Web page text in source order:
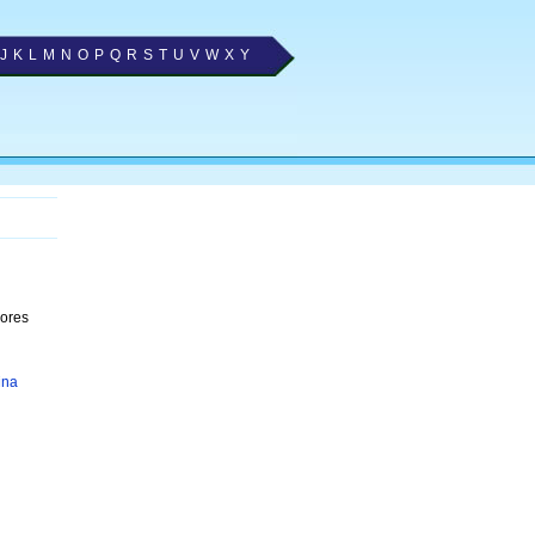
J K L M N O P Q R S T U V W X Y